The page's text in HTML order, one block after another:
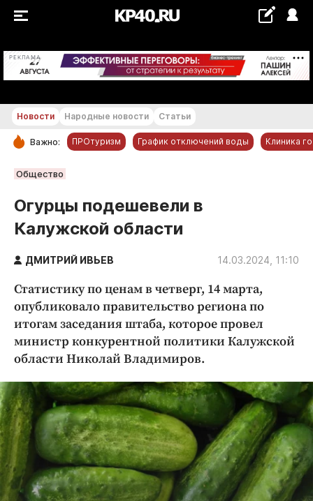
РЕКЛАМА +24...+25 °С
РУБРИКИ
Новости компаний
Статьи
Народные новости
Благоустройство
Криминал
Культура
Недвижимость и ЖКХ
Образование
Общество
Погода
Праздники
Происшествия
Спорт
Новости Народные новости Статьи
Важно: ПРОтуризм График отключений воды Клиника
Общество
Огурцы подешевели в
Калужской области
ДМИТРИЙ ИВЬЕВ 14.03.2024, 11:10
Статистику по ценам в четверг, 14 марта,
опубликовало правительство региона по
итогам заседания штаба, которое провел
министр конкурентной политики Калужской
области Николай Владимиров.